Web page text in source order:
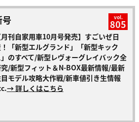
vol.
805
月刊自家用車10月号発売】すごいぜ日
「新型エルグランド」「新型キック
のすべて/新型レヴォーグレイバック全
/新型フィット＆N-BOX最新情報/最新
モデル攻略大作戦/新車値引き生情報
→ 詳しくはこちら